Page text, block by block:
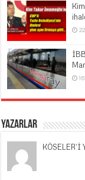
Yazarlar